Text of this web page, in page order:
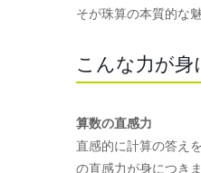
そが珠算の本質的な魅
こんな力が
算数の直感力
直感的に計算の答え
の直感力が身につきま